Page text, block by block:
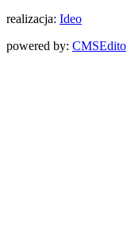
realizacja: Ideo
powered by: CMSEdito